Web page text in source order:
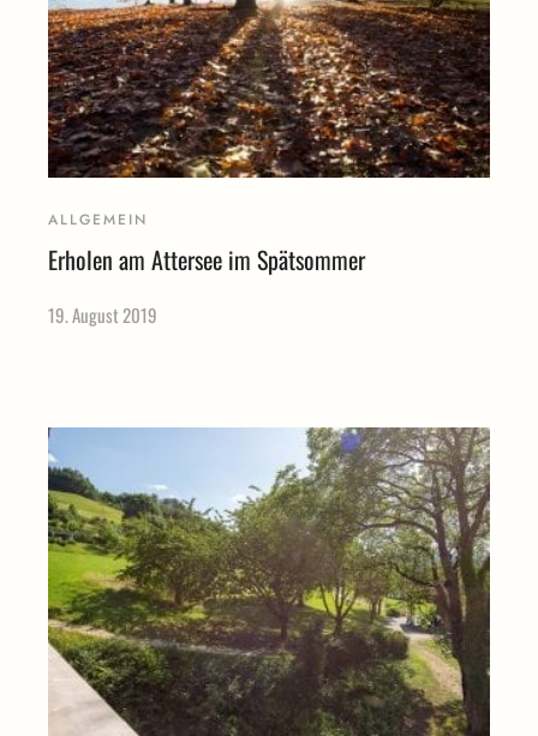
ALLGEMEIN
Erholen am Attersee im Spätsommer
19. August 2019